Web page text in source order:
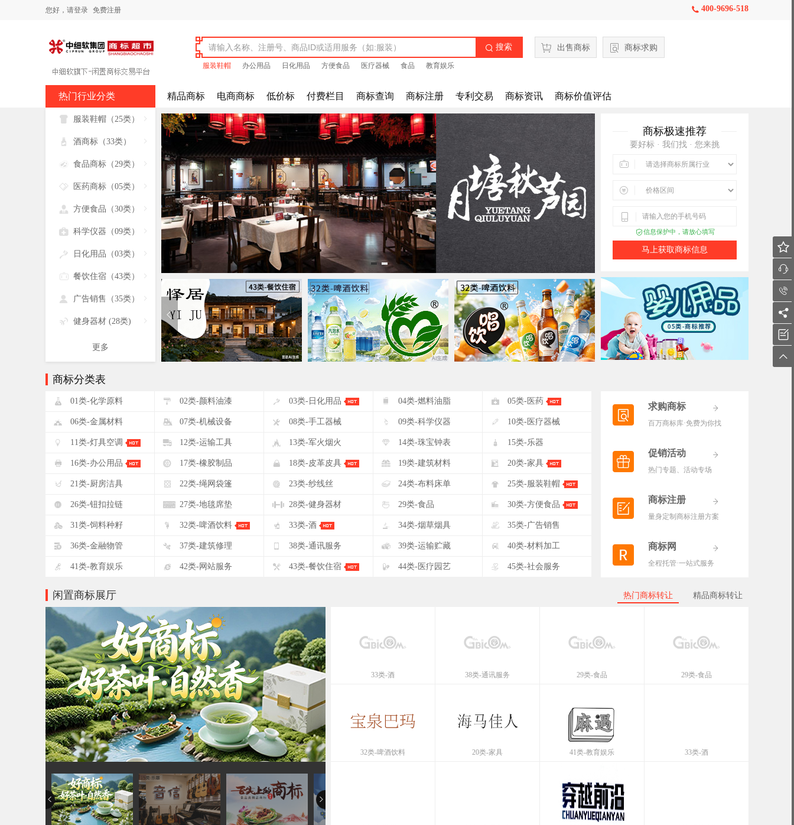
您好， 请登录 免费注册  400-9696-518
 搜索
服装鞋帽 办公用品 日化用品 方便食品 医疗器械 食品 教育娱乐
出售商标 商标求购
热门行业分类 精品商标 电商商标 低价标 付费栏目 商标查询 商标注册 专利交易 商标资讯 商标价值评估

 服装鞋帽（25类）

 酒商标（33类）

 食品商标（29类）

 医药商标（05类）

 方便食品（30类）

 科学仪器（09类）

 日化用品（03类）

 餐饮住宿（43类）

 广告销售（35类）

 健身器材 (28类)
更多
商标极速推荐
要好标 · 我们找 · 您来挑



信息保护中，请放心填写
马上获取商标信息
商标分类表
! 01类-化学原料 " 02类-颜料油漆 # 03类-日化用品 $ 04类-燃料油脂 % 05类-医药
& 06类-金属材料 ' 07类-机械设备 ( 08类-手工器械 ) 09类-科学仪器 * 10类-医疗器械
+ 11类-灯具空调 , 12类-运输工具 - 13类-军火烟火 . 14类-珠宝钟表 / 15类-乐器
0 16类-办公用品 1 17类-橡胶制品 2 18类-皮革皮具 3 19类-建筑材料 4 20类-家具
5 21类-厨房洁具 6 22类-绳网袋篷 7 23类-纱线丝 8 24类-布料床单 9 25类-服装鞋帽
: 26类-钮扣拉链 ; 27类-地毯席垫 < 28类-健身器材 = 29类-食品 > 30类-方便食品
? 31类-饲料种籽 @ 32类-啤酒饮料 A 33类-酒 B 34类-烟草烟具 C 35类-广告销售
D 36类-金融物管 E 37类-建筑修理 F 38类-通讯服务 G 39类-运输贮藏 H 40类-材料加工
I 41类-教育娱乐 J 42类-网站服务 K 43类-餐饮住宿 L 44类-医疗园艺 M 45类-社会服务
求购商标
百万商标库·免费为你找
促销活动
热门专题、活动专场
商标注册
量身定制商标注册方案
商标网
全程托管·一站式服务
热门商标转让 精品商标转让
33类-酒 38类-通讯服务 29类-食品 29类-食品
32类-啤酒饮料 20类-家具 41类-教育娱乐 33类-酒
闲置商标展厅





